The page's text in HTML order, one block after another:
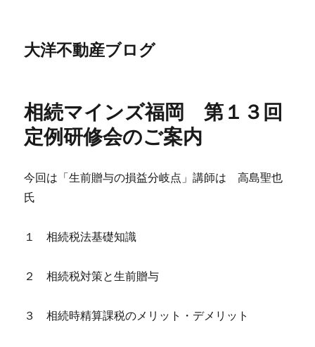
大洋不動産ブログ
相続マインズ福岡 第１３回
定例研修会のご案内
今回は「生前贈与の損益分岐点」講師は 高島聖也
氏
１ 相続税法基礎知識
２ 相続税対策と生前贈与
３ 相続時精算課税のメリット・デメリット